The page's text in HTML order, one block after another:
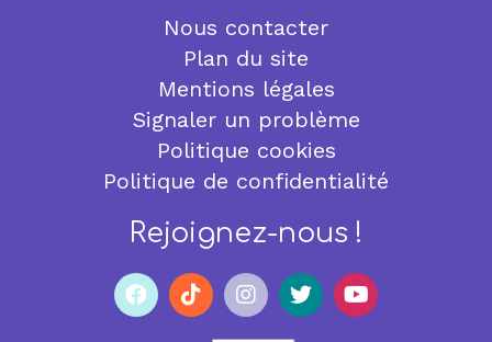
Nous contacter
Plan du site
Mentions légales
Signaler un problème
Politique cookies
Politique de confidentialité
Rejoignez-nous !